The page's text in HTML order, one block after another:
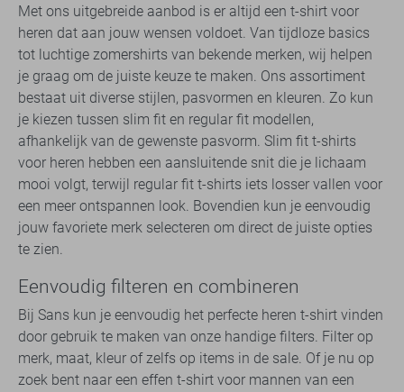
Met ons uitgebreide aanbod is er altijd een t-shirt voor
heren dat aan jouw wensen voldoet. Van tijdloze basics
tot luchtige zomershirts van bekende merken, wij helpen
je graag om de juiste keuze te maken. Ons assortiment
bestaat uit diverse stijlen, pasvormen en kleuren. Zo kun
je kiezen tussen slim fit en regular fit modellen,
afhankelijk van de gewenste pasvorm. Slim fit t-shirts
voor heren hebben een aansluitende snit die je lichaam
mooi volgt, terwijl regular fit t-shirts iets losser vallen voor
een meer ontspannen look. Bovendien kun je eenvoudig
jouw favoriete merk selecteren om direct de juiste opties
te zien.
Eenvoudig filteren en combineren
Bij Sans kun je eenvoudig het perfecte heren t-shirt vinden
door gebruik te maken van onze handige filters. Filter op
merk, maat, kleur of zelfs op items in de sale. Of je nu op
zoek bent naar een effen t-shirt voor mannen van een